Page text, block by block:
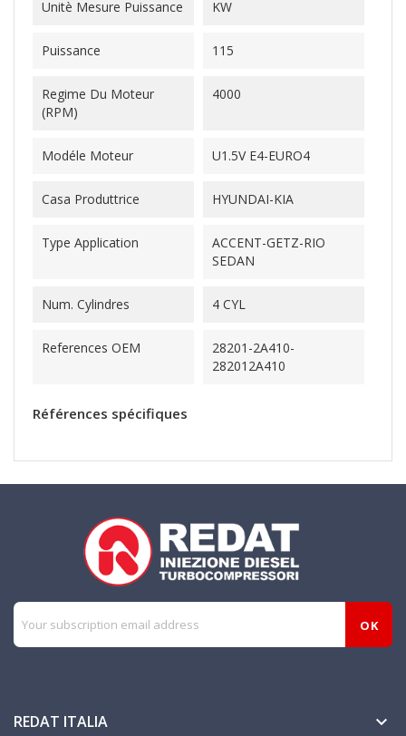
Unitè Mesure Puissance KW
Puissance 115
Regime Du Moteur
(RPM)
4000
Modéle Moteur U1.5V E4-EURO4
Casa Produttrice HYUNDAI-KIA
Type Application
ACCENT-GETZ-RIO
SEDAN
Num. Cylindres 4 CYL
References OEM
28201-2A410-
282012A410
Références spécifiques
REDAT ITALIA 